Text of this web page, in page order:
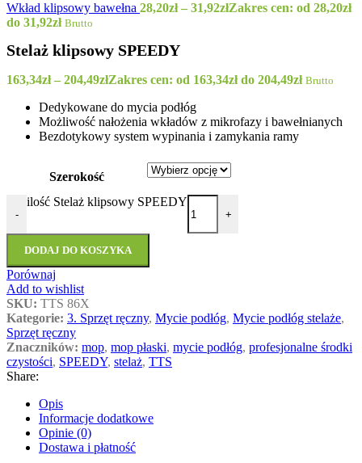
Wkład klipsowy bawełna 28,20zł – 31,92złZakres cen: od 28,20zł
do 31,92zł Brutto
Stelaż klipsowy SPEEDY
163,34zł – 204,49złZakres cen: od 163,34zł do 204,49zł Brutto
Dedykowane do mycia podłóg
Możliwość nałożenia wkładów z mikrofazy i bawełnianych
Bezdotykowy system wypinania i zamykania ramy
Szerokość
-
ilość Stelaż klipsowy SPEEDY
+
DODAJ DO KOSZYKA
Porównaj
Add to wishlist
SKU: TTS 86X
Kategorie: 3. Sprzęt ręczny, Mycie podłóg, Mycie podłóg stelaże,
Sprzęt ręczny
Znaczników: mop, mop płaski, mycie podłóg, profesjonalne środki
czystości, SPEEDY, stelaż, TTS
Share:
Opis
Informacje dodatkowe
Opinie (0)
Dostawa i płatność